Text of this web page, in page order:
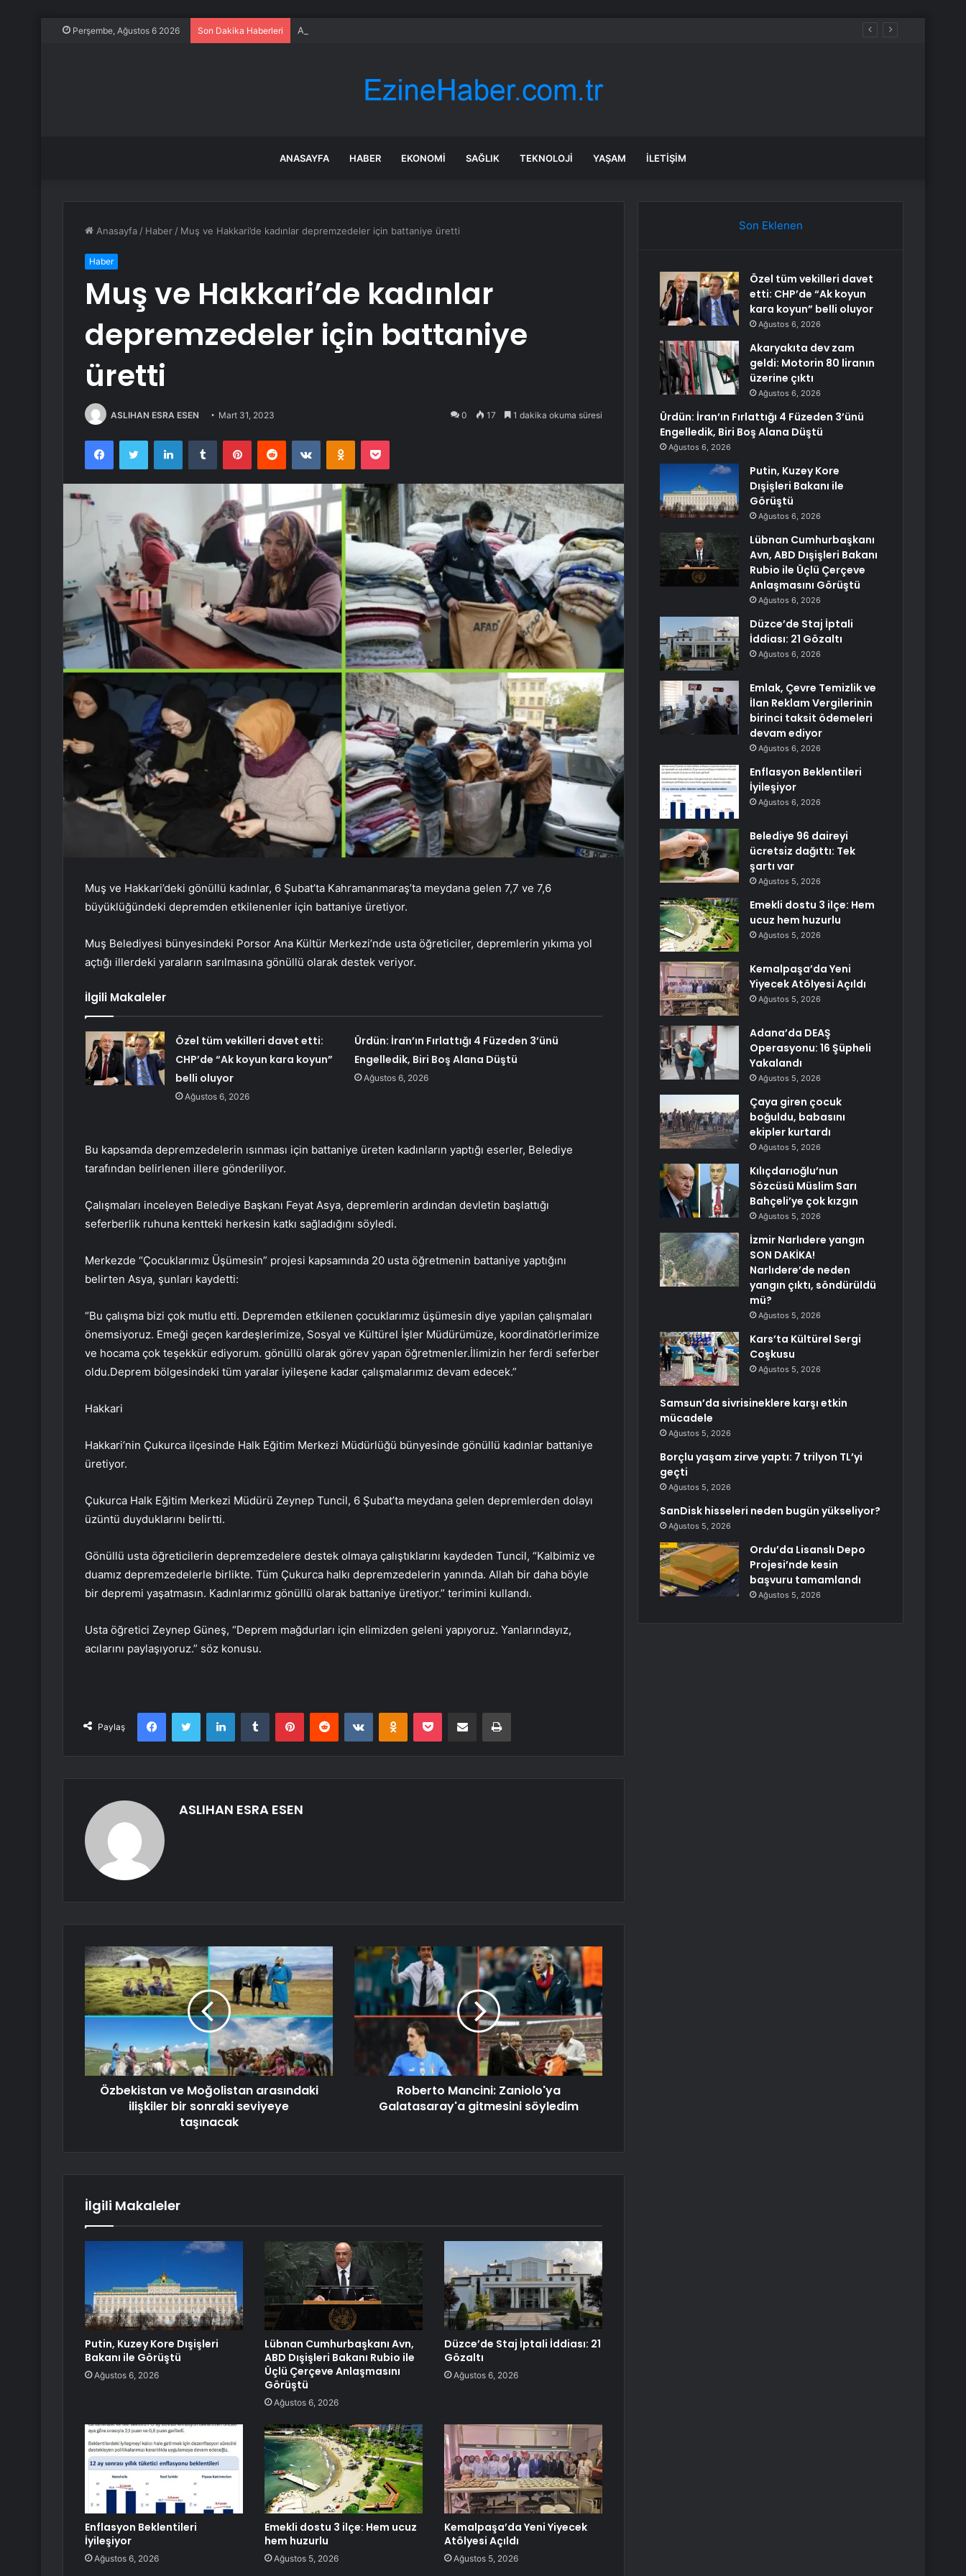
Perşembe, Ağustos 6 2026 Son Dakika Haberleri Akaryakıta dev zam geldi: Motorin 80 liranın üzerine çıktı
ANASAYFA HABER EKONOMI SAĞLIK TEKNOLOJI YAŞAM İLETIŞIM
Anasayfa / Haber / Muş ve Hakkari’de kadınlar depremzedeler için battaniye üretti
Haber
Muş ve Hakkari’de kadınlar
depremzedeler için battaniye
üretti
ASLIHAN ESRA ESEN Mart 31, 2023 0 17 1 dakika okuma süresi
FacebookTwitter LinkedInTumblr PinterestReddit VKontakteOdnoklassniki
Pocket
Muş ve Hakkari’deki gönüllü kadınlar, 6 Şubat’ta Kahramanmaraş’ta meydana gelen 7,7 ve 7,6
büyüklüğündeki depremden etkilenenler için battaniye üretiyor.
Muş Belediyesi bünyesindeki Porsor Ana Kültür Merkezi’nde usta öğreticiler, depremlerin yıkıma yol
açtığı illerdeki yaraların sarılmasına gönüllü olarak destek veriyor.
İlgili Makaleler
Özel tüm vekilleri davet etti:
CHP’de “Ak koyun kara koyun”
belli oluyor
Ağustos 6, 2026
Ürdün: İran’ın Fırlattığı 4 Füzeden 3’ünü
Engelledik, Biri Boş Alana Düştü
Ağustos 6, 2026
Bu kapsamda depremzedelerin ısınması için battaniye üreten kadınların yaptığı eserler, Belediye
tarafından belirlenen illere gönderiliyor.
Çalışmaları inceleyen Belediye Başkanı Feyat Asya, depremlerin ardından devletin başlattığı
seferberlik ruhuna kentteki herkesin katkı sağladığını söyledi.
Merkezde “Çocuklarımız Üşümesin” projesi kapsamında 20 usta öğretmenin battaniye yaptığını
belirten Asya, şunları kaydetti:
“Bu çalışma bizi çok mutlu etti. Depremden etkilenen çocuklarımız üşümesin diye yapılan çalışmaları
önemsiyoruz. Emeği geçen kardeşlerimize, Sosyal ve Kültürel İşler Müdürümüze, koordinatörlerimize
ve hocama çok teşekkür ediyorum. gönüllü olarak görev yapan öğretmenler.İlimizin her ferdi seferber
oldu.Deprem bölgesindeki tüm yaralar iyileşene kadar çalışmalarımız devam edecek.”
Hakkari
Hakkari’nin Çukurca ilçesinde Halk Eğitim Merkezi Müdürlüğü bünyesinde gönüllü kadınlar battaniye
üretiyor.
Çukurca Halk Eğitim Merkezi Müdürü Zeynep Tuncil, 6 Şubat’ta meydana gelen depremlerden dolayı
üzüntü duyduklarını belirtti.
Gönüllü usta öğreticilerin depremzedelere destek olmaya çalıştıklarını kaydeden Tuncil, “Kalbimiz ve
duamız depremzedelerle birlikte. Tüm Çukurca halkı depremzedelerin yanında. Allah bir daha böyle
bir depremi yaşatmasın. Kadınlarımız gönüllü olarak battaniye üretiyor.” terimini kullandı.
Usta öğretici Zeynep Güneş, “Deprem mağdurları için elimizden geleni yapıyoruz. Yanlarındayız,
acılarını paylaşıyoruz.” söz konusu.
Paylaş
FacebookTwitter LinkedInTumblr PinterestReddit VKontakteOdnoklassniki
Pocket E-Posta ile paylaş Yazdır
ASLIHAN ESRA ESEN
Özbekistan ve Moğolistan arasındaki
ilişkiler bir sonraki seviyeye
taşınacak
Roberto Mancini: Zaniolo'ya
Galatasaray'a gitmesini söyledim
İlgili Makaleler
Putin, Kuzey Kore Dışişleri
Bakanı ile Görüştü
Ağustos 6, 2026
Lübnan Cumhurbaşkanı Avn,
ABD Dışişleri Bakanı Rubio ile
Üçlü Çerçeve Anlaşmasını
Görüştü
Ağustos 6, 2026
Düzce’de Staj İptali İddiası: 21
Gözaltı
Ağustos 6, 2026
Enflasyon Beklentileri
İyileşiyor
Ağustos 6, 2026
Emekli dostu 3 ilçe: Hem ucuz
hem huzurlu
Ağustos 5, 2026
Kemalpaşa’da Yeni Yiyecek
Atölyesi Açıldı
Ağustos 5, 2026
Son Eklenen
Özel tüm vekilleri davet
etti: CHP’de “Ak koyun
kara koyun” belli oluyor
Ağustos 6, 2026
Akaryakıta dev zam
geldi: Motorin 80 liranın
üzerine çıktı
Ağustos 6, 2026
Ürdün: İran’ın Fırlattığı 4 Füzeden 3’ünü
Engelledik, Biri Boş Alana Düştü
Ağustos 6, 2026
Putin, Kuzey Kore
Dışişleri Bakanı ile
Görüştü
Ağustos 6, 2026
Lübnan Cumhurbaşkanı
Avn, ABD Dışişleri Bakanı
Rubio ile Üçlü Çerçeve
Anlaşmasını Görüştü
Ağustos 6, 2026
Düzce’de Staj İptali
İddiası: 21 Gözaltı
Ağustos 6, 2026
Emlak, Çevre Temizlik ve
İlan Reklam Vergilerinin
birinci taksit ödemeleri
devam ediyor
Ağustos 6, 2026
Enflasyon Beklentileri
İyileşiyor
Ağustos 6, 2026
Belediye 96 daireyi
ücretsiz dağıttı: Tek
şartı var
Ağustos 5, 2026
Emekli dostu 3 ilçe: Hem
ucuz hem huzurlu
Ağustos 5, 2026
Kemalpaşa’da Yeni
Yiyecek Atölyesi Açıldı
Ağustos 5, 2026
Adana’da DEAŞ
Operasyonu: 16 Şüpheli
Yakalandı
Ağustos 5, 2026
Çaya giren çocuk
boğuldu, babasını
ekipler kurtardı
Ağustos 5, 2026
Kılıçdarıoğlu’nun
Sözcüsü Müslim Sarı
Bahçeli’ye çok kızgın
Ağustos 5, 2026
İzmir Narlıdere yangın
SON DAKİKA!
Narlıdere’de neden
yangın çıktı, söndürüldü
mü?
Ağustos 5, 2026
Kars’ta Kültürel Sergi
Coşkusu
Ağustos 5, 2026
Samsun’da sivrisineklere karşı etkin
mücadele
Ağustos 5, 2026
Borçlu yaşam zirve yaptı: 7 trilyon TL’yi
geçti
Ağustos 5, 2026
SanDisk hisseleri neden bugün yükseliyor?
Ağustos 5, 2026
Ordu’da Lisanslı Depo
Projesi’nde kesin
başvuru tamamlandı
Ağustos 5, 2026